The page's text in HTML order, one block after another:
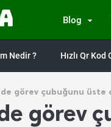
Blog
Nedir ? Hızlı Qr
görev çubuğunu üste
görev